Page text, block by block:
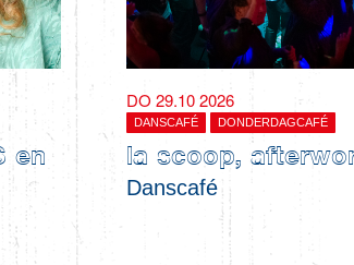
en
DO 29.10 2026
DANSCAFÉ DONDERDAGCAFÉ
la scoop,
Danscafé